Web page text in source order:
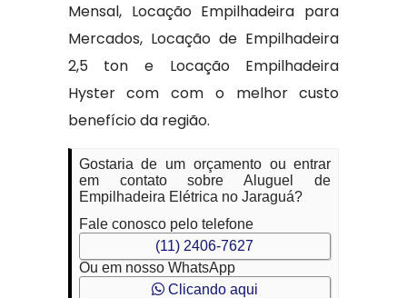
Mensal, Locação Empilhadeira para
Mercados, Locação de Empilhadeira
2,5 ton e Locação Empilhadeira
Hyster com com o melhor custo
benefício da região.
Gostaria de um orçamento ou entrar
em contato sobre Aluguel de
Empilhadeira Elétrica no Jaraguá?
Fale conosco pelo telefone
(11) 2406-7627
Ou em nosso WhatsApp
Clicando aqui